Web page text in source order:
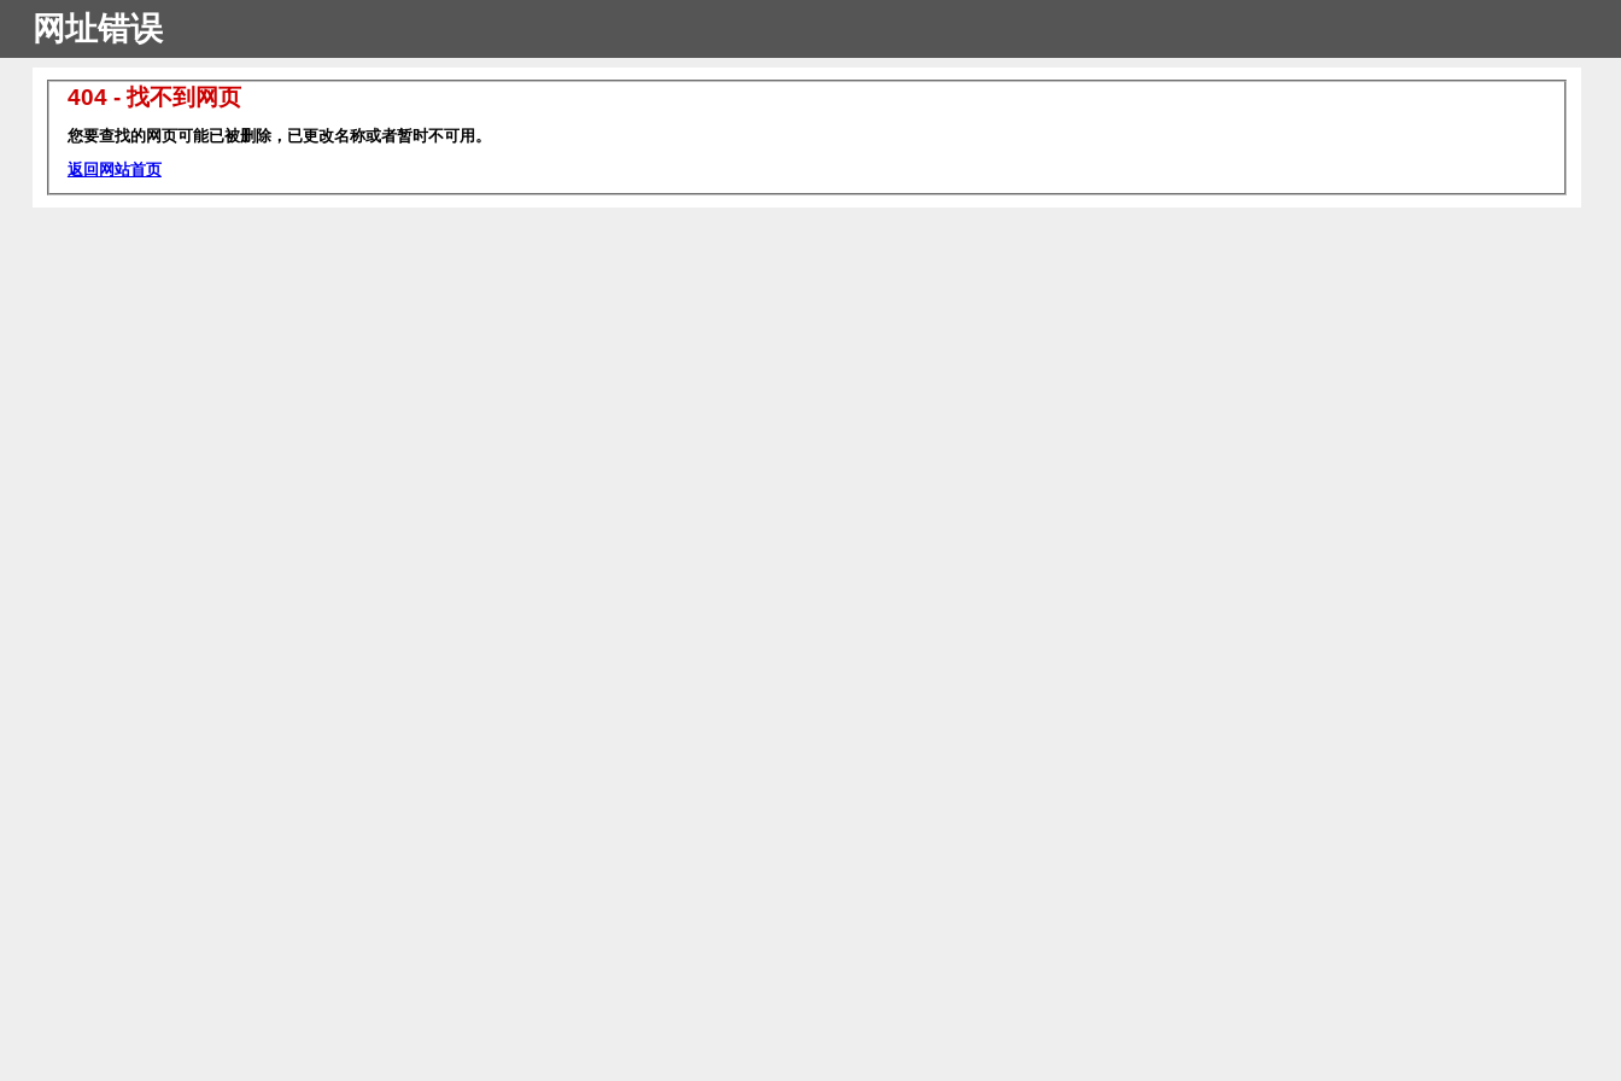
网址错误
404 - 找不到网页
您要查找的网页可能已被删除，已更改名称或者暂时不可用。
返回网站首页